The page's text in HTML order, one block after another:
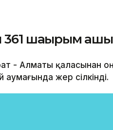
шақырым
- Алматы қаласынан
аумағында жер сілкінді.